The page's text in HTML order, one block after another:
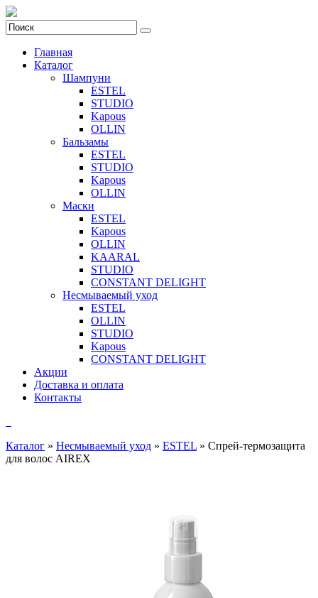
Главная
Каталог
Шампуни
ESTEL
STUDIO
Kapous
OLLIN
Бальзамы
ESTEL
STUDIO
Kapous
OLLIN
Маски
ESTEL
Kapous
OLLIN
KAARAL
STUDIO
CONSTANT DELIGHT
Несмываемый уход
ESTEL
OLLIN
STUDIO
Kapous
CONSTANT DELIGHT
Акции
Доставка и оплата
Контакты
Каталог » Несмываемый уход » ESTEL » Спрей-термозащита
для волос AIREX